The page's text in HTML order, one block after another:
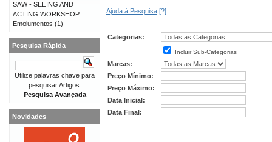
Ajuda à Pesquisa [?]
Categorias:
Incluir Sub-Categorias
Marcas:
Preço Mínimo:
Preço Máximo:
Data Inicial:
Data Final:
SAW - SEEING AND
ACTING WORKSHOP
Emolumentos (1)
Pesquisa Rápida
Utilize palavras chave para
pesquisar Artigos.
Pesquisa Avançada
Novidades